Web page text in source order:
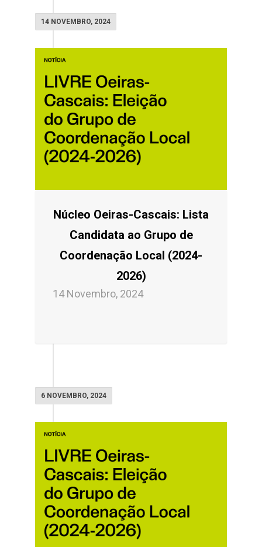
14 NOVEMBRO, 2024
Núcleo Oeiras-Cascais: Lista
Candidata ao Grupo de
Coordenação Local (2024-
2026)
14 Novembro, 2024
6 NOVEMBRO, 2024